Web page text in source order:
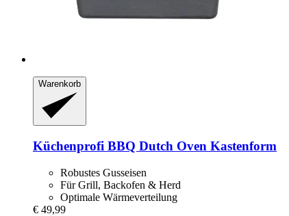
Warenkorb
Küchenprofi BBQ Dutch Oven Kastenform
Robustes Gusseisen
Für Grill, Backofen & Herd
Optimale Wärmeverteilung
€ 49,99